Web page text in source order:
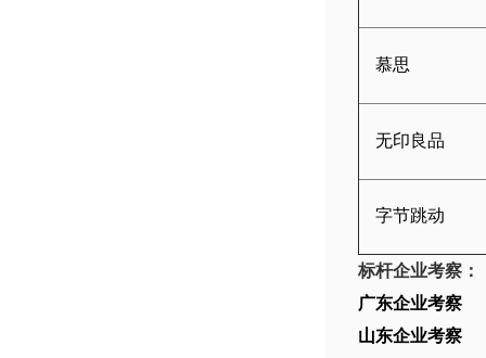
慕思
无印良品
字节跳动
标杆企业考察：
广东企业考察
山东企业考察